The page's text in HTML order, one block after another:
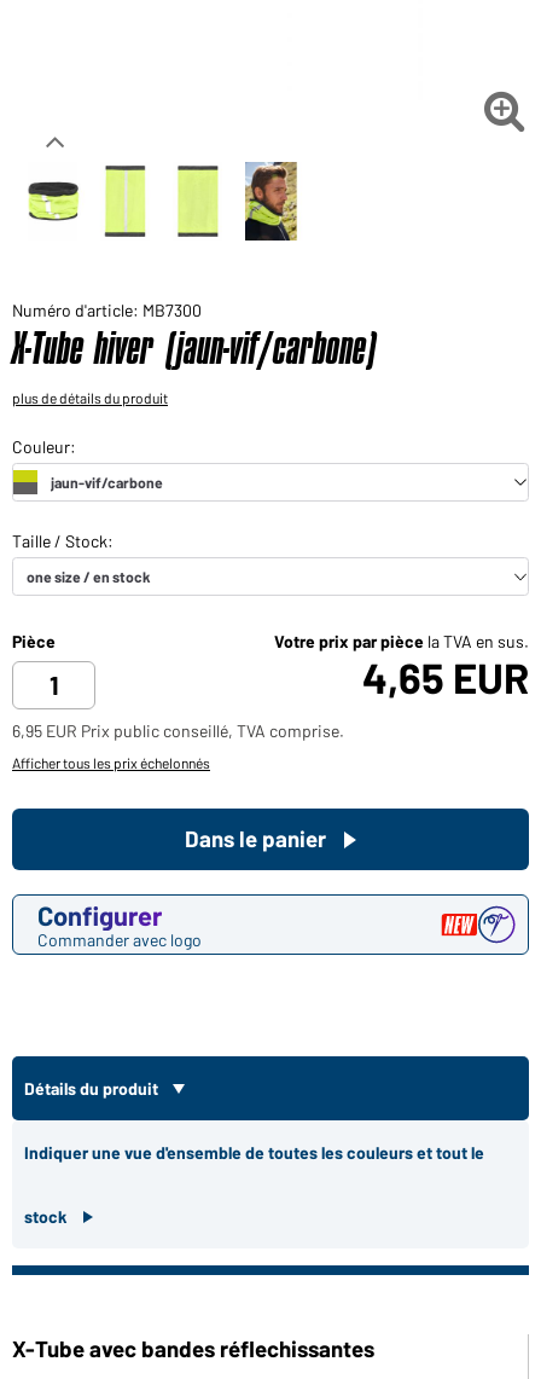

Numéro d'article: MB7300
X-Tube hiver (jaun-vif/carbone)
plus de détails du produit
Pièce Votre prix par pièce la TVA en sus.
4,65 EUR
6,95 EUR Prix public conseillé, TVA comprise.
Afficher tous les prix échelonnés
Configurer
Commander avec logo
Dans le panier
Détails du produit
Indiquer une vue d'ensemble de toutes les couleurs et tout le
stock
X-Tube avec bandes réflechissantes